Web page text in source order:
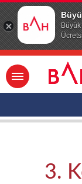
Ana icerige atla
3.